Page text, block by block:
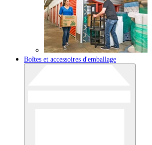
Boîtes et accessoires d'emballage